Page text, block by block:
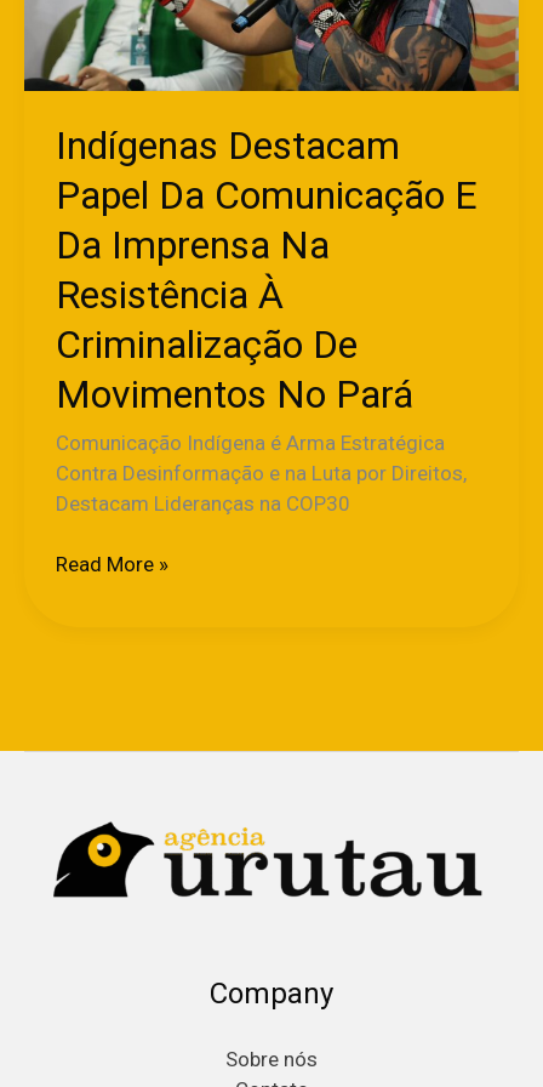
Indígenas Destacam
Papel Da Comunicação E
Da Imprensa Na
Resistência À
Criminalização De
Movimentos No Pará
Comunicação Indígena é Arma Estratégica
Contra Desinformação e na Luta por Direitos,
Destacam Lideranças na COP30
Da
Imprensa
Na
Resistência
À
Criminalização
De
Movimentos
No
Pará
Read More »
Company
Sobre nós